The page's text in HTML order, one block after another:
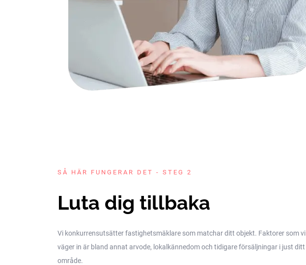
SÅ HÄR FUNGERAR DET - STEG 2
Luta dig tillbaka
Vi konkurrensutsätter fastighetsmäklare som matchar ditt objekt. Faktorer som vi
väger in är bland annat arvode, lokalkännedom och tidigare försäljningar i just ditt
område.